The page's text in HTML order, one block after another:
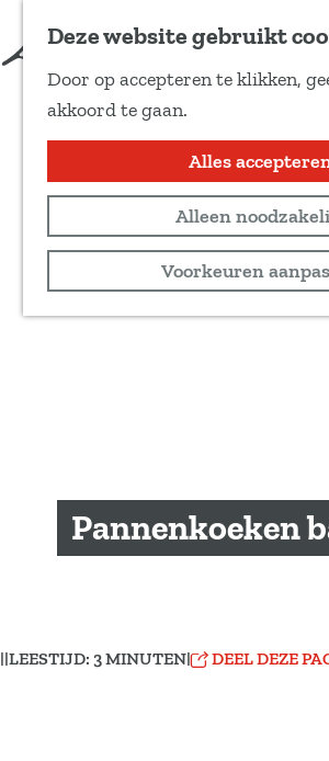
Deze website gebruikt
Door op accepteren te klikken,
akkoord te gaan.
Alles
Alleen
Voorkeuren
Pannenkoeken
||LEESTIJD: 3 MINUTEN| DEEL DEZE